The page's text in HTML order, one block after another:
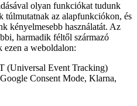
olyan funkciókat tudunk
túlmutatnak az alapfunkciókon, és
kényelmesebb használatát. Az
harmadik féltől származó
ezen a weboldalon:
(Universal Event Tracking)
Consent Mode, Klarna,